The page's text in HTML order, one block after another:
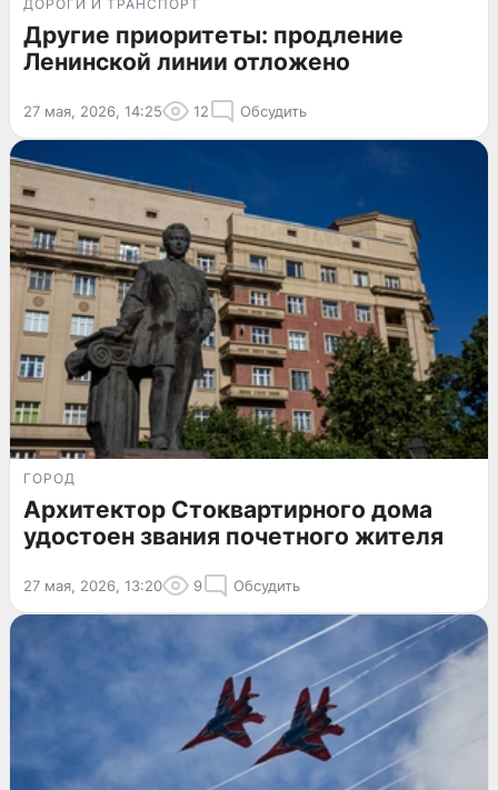
ДОРОГИ И ТРАНСПОРТ
Другие приоритеты: продление
Ленинской линии отложено
27 мая, 2026, 14:25 12 Обсудить
ГОРОД
Архитектор Стоквартирного дома
удостоен звания почетного жителя
27 мая, 2026, 13:20 9 Обсудить